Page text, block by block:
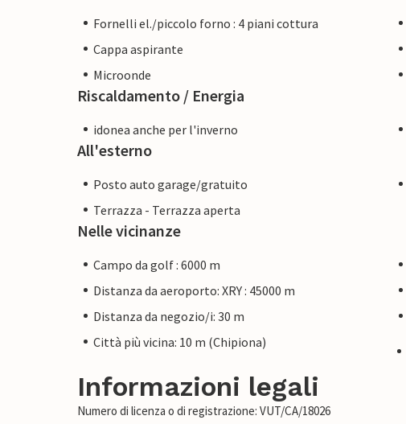
Fornelli el./piccolo forno : 4 piani cottura
Cappa aspirante
Microonde
Riscaldamento / Energia
idonea anche per l'inverno
All'esterno
Posto auto garage/gratuito
Terrazza - Terrazza aperta
Nelle vicinanze
Campo da golf : 6000 m
Distanza da aeroporto: XRY : 45000 m
Distanza da negozio/i: 30 m
Città più vicina: 10 m (Chipiona)
Informazioni legali
Numero di licenza o di registrazione: VUT/CA/18026